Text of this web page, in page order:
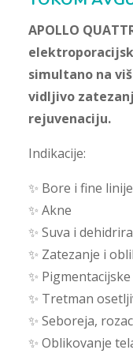
APOLLO
simultano na
vidljivo
rejuvenaciju.
Indikacije:
✨ Bore i fine linije
✨ Akne
✨ Suva i
✨ Zatezanje i
✨
✨ Tretman
✨ Seboreja,
✨ Oblikovanje